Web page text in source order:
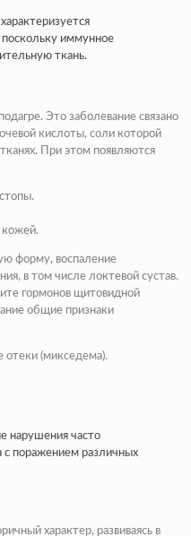
иммунное
ткань.
Это заболевание связано
кислоты, соли которой
При этом появляются
кожей.
форму, воспаление
в том числе локтевой сустав.
гормонов щитовидной
общие признаки
отеки (микседема).
нарушения часто
с поражением различных
характер, развиваясь в